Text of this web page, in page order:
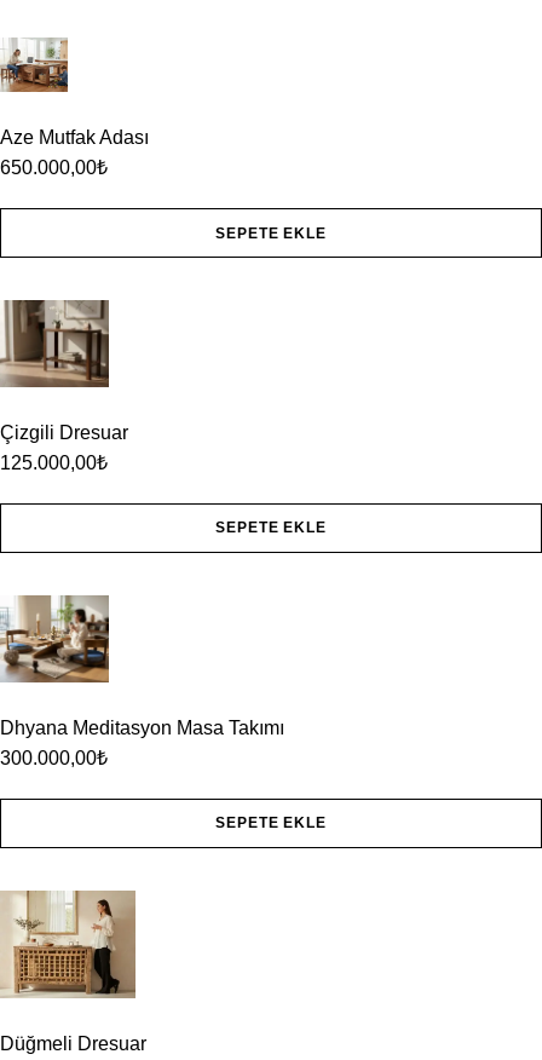
Aze Mutfak Adası
650.000,00₺
SEPETE EKLE
Çizgili Dresuar
125.000,00₺
SEPETE EKLE
Dhyana Meditasyon Masa Takımı
300.000,00₺
SEPETE EKLE
Düğmeli Dresuar